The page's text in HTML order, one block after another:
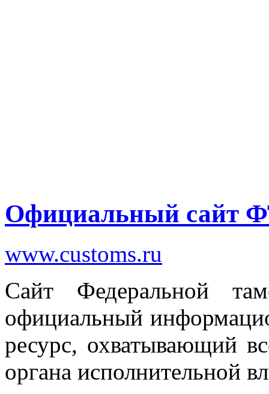
Официальный сайт
www.customs.ru
Сайт Федеральной
официальный
ресурс, охватывающий
органа исполнительной